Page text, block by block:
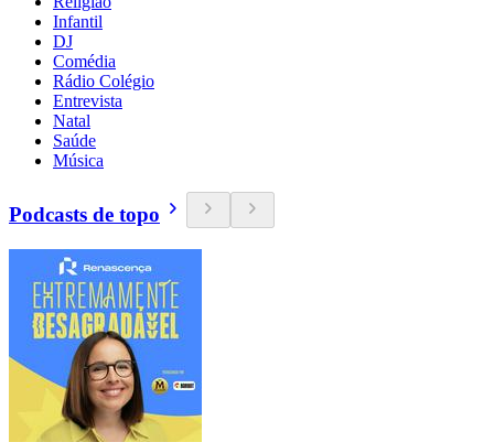
Infantil
DJ
Comédia
Rádio Colégio
Entrevista
Natal
Saúde
Música
Podcasts de topo